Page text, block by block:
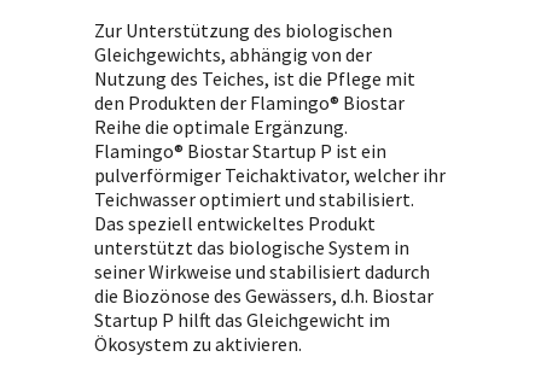
Zur Unterstützung des biologischen
Gleichgewichts, abhängig von der
Nutzung des Teiches, ist die Pflege mit
den Produkten der Flamingo® Biostar
Reihe die optimale Ergänzung.
Flamingo® Biostar Startup P ist ein
pulverförmiger Teichaktivator, welcher ihr
Teichwasser optimiert und stabilisiert.
Das speziell entwickeltes Produkt
unterstützt das biologische System in
seiner Wirkweise und stabilisiert dadurch
die Biozönose des Gewässers, d.h. Biostar
Startup P hilft das Gleichgewicht im
Ökosystem zu aktivieren.